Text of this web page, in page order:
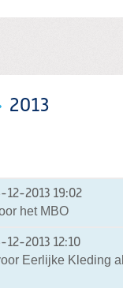
2013
12-2013 19:02
het MBO
12-2013 12:10
Eerlijke Kleding